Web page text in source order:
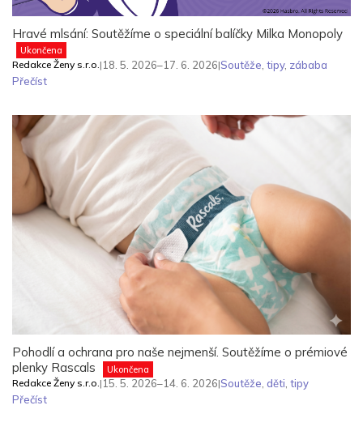
Hravé mlsání: Soutěžíme o speciální balíčky Milka Monopoly
Ukončena
Redakce Ženy s.r.o. | 18. 5. 2026–17. 6. 2026|Soutěže tipy, zábaba
Přečíst
Pohodlí a ochrana pro naše nejmenší. Soutěžíme o prémiové
plenky Rascals
Ukončena
Redakce Ženy s.r.o.| 15. 5. 2026–14. 6. 2026|Soutěže, děti, tipy
Přečíst